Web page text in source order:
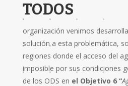
TODOS
organización venimos
solución a esta problemática,
regiones donde el acceso del
imposible por sus condiciones
de los ODS en el Objetivo 6 “